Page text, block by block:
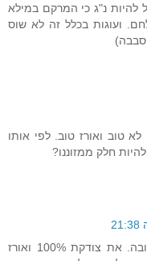
נ"ג כי המרקם במילא
ועוגות בכלל זה לא שוס
סבבה)
טוב ואורז טוב. לפי אותו
חלק ממזוננו?
אהלן ענת וברוכה הבאה. שאלה טובה. את צודקת 100% ואורז